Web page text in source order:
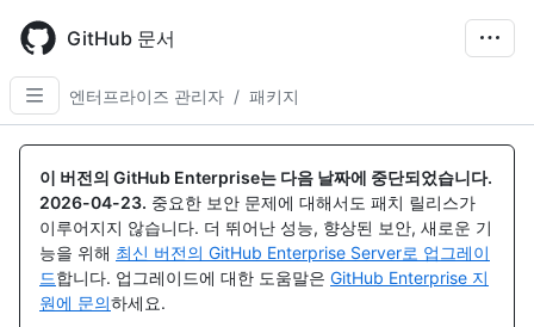
main
content
GitHub 문서
엔터프라이즈 관리자 / 패키지
이 버전의 GitHub Enterprise는 다음 날짜에 중단되었습니다.
2026-04-23. 중요한 보안 문제에 대해서도 패치 릴리스가
이루어지지 않습니다. 더 뛰어난 성능, 향상된 보안, 새로운 기
능을 위해 최신 버전의 GitHub Enterprise Server로 업그레이
드합니다. 업그레이드에 대한 도움말은 GitHub Enterprise 지
원에 문의하세요.